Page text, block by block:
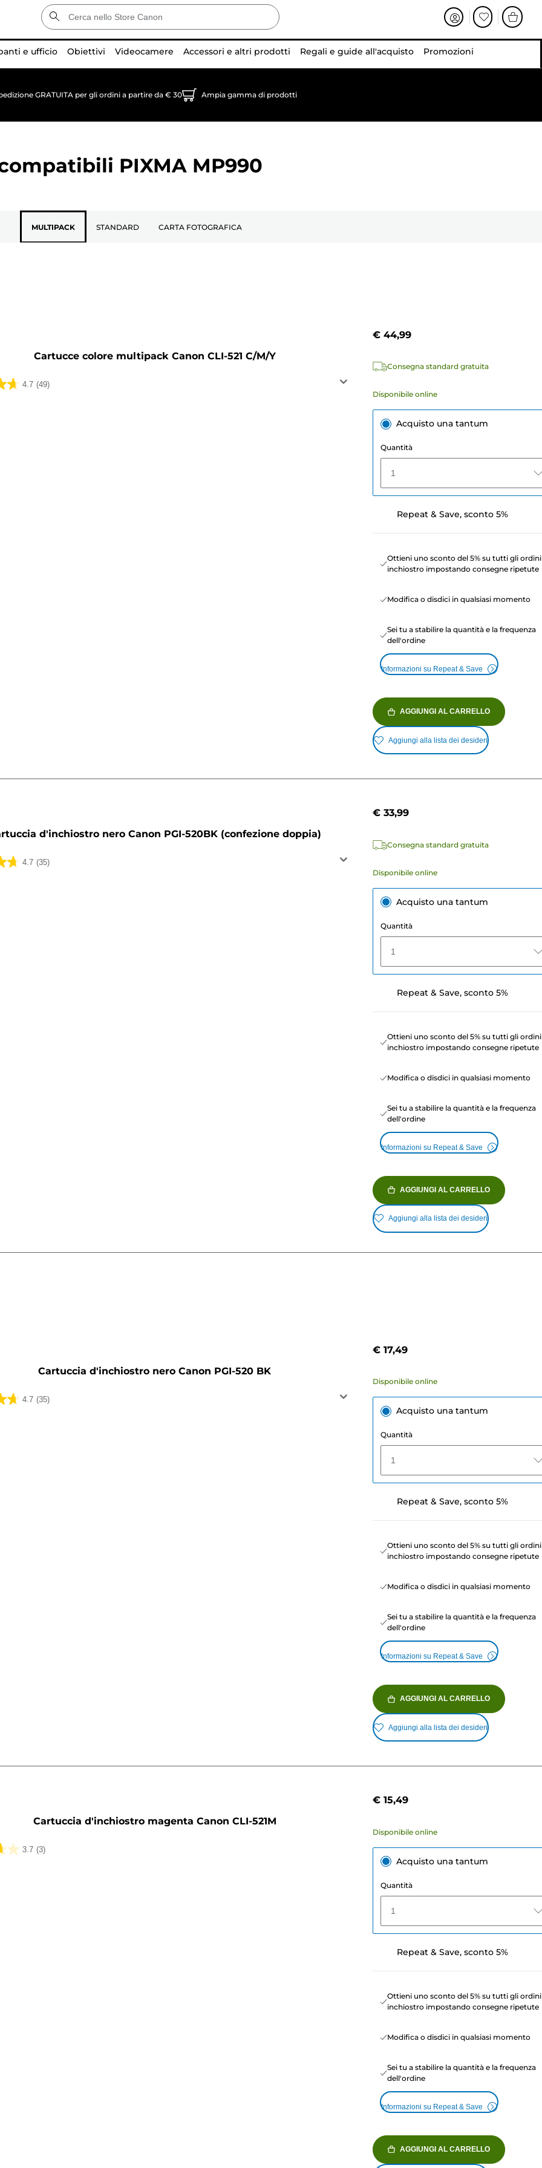
e ufficio Obiettivi Videocamere Accessori e altri prodotti Regali e guide all'acquisto Promozioni
GRATUITA per gli ordini a partire da € 30 Ampia gamma di prodotti
PIXMA MP990
MULTIPACK STANDARD CARTA FOTOGRAFICA
Cartucce colore multipack Canon CLI-521 C/M/Y
4.7 (49)
€ 44,99
Consegna standard gratuita
Disponibile online
Acquisto una tantum
Quantità
1
Repeat & Save, sconto 5%
Ottieni uno sconto del 5% su tutti gli
inchiostro impostando consegne ripetute
Modifica o disdici in qualsiasi momento
Sei tu a stabilire la quantità e la frequenza
dell'ordine
Informazioni su Repeat & Save
AGGIUNGI AL CARRELLO
Aggiungi alla lista dei desideri
d'inchiostro nero Canon PGI-520BK (confezione doppia)
4.7 (35)
€ 33,99
Consegna standard gratuita
Disponibile online
Acquisto una tantum
Quantità
1
Repeat & Save, sconto 5%
Ottieni uno sconto del 5% su tutti gli
inchiostro impostando consegne ripetute
Modifica o disdici in qualsiasi momento
Sei tu a stabilire la quantità e la frequenza
dell'ordine
Informazioni su Repeat & Save
AGGIUNGI AL CARRELLO
Aggiungi alla lista dei desideri
Cartuccia d'inchiostro nero Canon PGI-520 BK
4.7 (35)
€ 17,49
Disponibile online
Acquisto una tantum
Quantità
1
Repeat & Save, sconto 5%
Ottieni uno sconto del 5% su tutti gli
inchiostro impostando consegne ripetute
Modifica o disdici in qualsiasi momento
Sei tu a stabilire la quantità e la frequenza
dell'ordine
Informazioni su Repeat & Save
AGGIUNGI AL CARRELLO
Aggiungi alla lista dei desideri
Cartuccia d'inchiostro magenta Canon CLI-521M
3.7 (3)
€ 15,49
Disponibile online
Acquisto una tantum
Quantità
1
Repeat & Save, sconto 5%
Ottieni uno sconto del 5% su tutti gli
inchiostro impostando consegne ripetute
Modifica o disdici in qualsiasi momento
Sei tu a stabilire la quantità e la frequenza
dell'ordine
Informazioni su Repeat & Save
AGGIUNGI AL CARRELLO